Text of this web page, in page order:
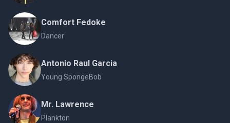
Comfort Fedoke
Dancer
Antonio Raul Garcia
Young SpongeBob
Mr. Lawrence
Plankton